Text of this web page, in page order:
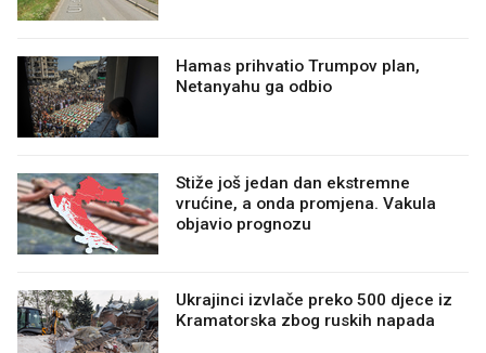
Hamas prihvatio Trumpov plan,
Netanyahu ga odbio
Stiže još jedan dan ekstremne
vrućine, a onda promjena. Vakula
objavio prognozu
Ukrajinci izvlače preko 500 djece iz
Kramatorska zbog ruskih napada